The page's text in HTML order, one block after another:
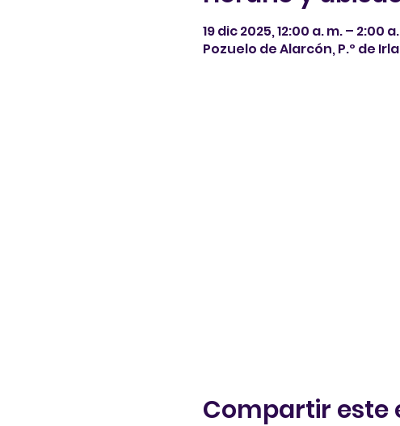
19 dic 2025, 12:00 a. m. – 2:00
Pozuelo de Alarcón, P.º de
Compartir este